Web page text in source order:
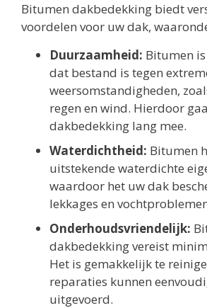
Bitumen dakbedekking biedt
voordelen voor uw dak,
Duurzaamheid: Bitumen
dat bestand is tegen
weersomstandigheden,
regen en wind. Hierdoor
dakbedekking lang mee.
Waterdichtheid: Bitumen
uitstekende waterdichte
waardoor het uw dak
lekkages en
Onderhoudsvriendelijk:
dakbedekking vereist
Het is gemakkelijk te
reparaties kunnen
uitgevoerd.